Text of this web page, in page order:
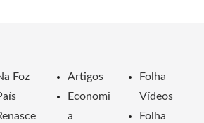
Foz
Artigos
Economi
a
Folha
Vídeos
Folha